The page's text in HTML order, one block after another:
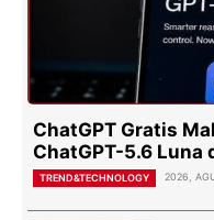
ChatGPT Gratis
ChatGPT-5.6 Luna
TREND&TECHNOLOGY 2026,